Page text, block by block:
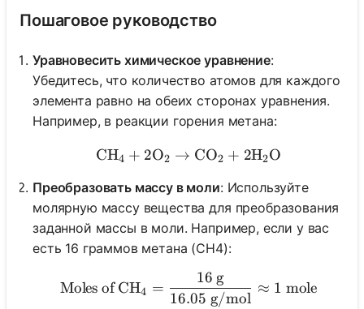
Пошаговое руководство
Уравновесить химическое уравнение:
Убедитесь, что количество атомов для каждого
элемента равно на обеих сторонах уравнения.
Например, в реакции горения метана:
\text{CH}_4 +
CH4 + 2O2 → CO2 + 2H2O
Преобразовать массу в моли: Используйте
молярную массу вещества для преобразования
заданной массы в моли. Например, если у вас
есть 16 граммов метана (CH4):
\text{Moles of CH}_4
Moles of CH4 =
16.05 g/mol
16 g
≈ 1 mole